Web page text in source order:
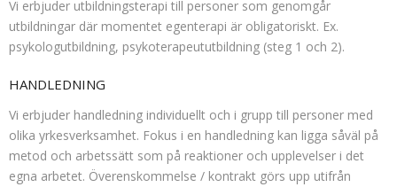
PSYKOLOGISK BEHANDLING
BEARBETANDE PSYKOTERAPI
FOKUSERAD KORTTIDSTERAPI
FÖRÄLDRASAMTAL
Vi erbjuder utbildningsterapi till personer som genomgår
utbildningar där momentet egenterapi är obligatoriskt. Ex.
psykologutbildning, psykoterapeututbildning (steg 1 och 2).
HANDLEDNING
Vi erbjuder handledning individuellt och i grupp till personer med
olika yrkesverksamhet. Fokus i en handledning kan ligga såväl på
metod och arbetssätt som på reaktioner och upplevelser i det
egna arbetet. Överenskommelse / kontrakt görs upp utifrån